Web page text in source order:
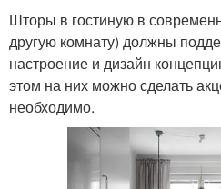
Шторы в гостиную в
другую комнату) должны
настроение и дизайн
этом на них можно сделать
необходимо.